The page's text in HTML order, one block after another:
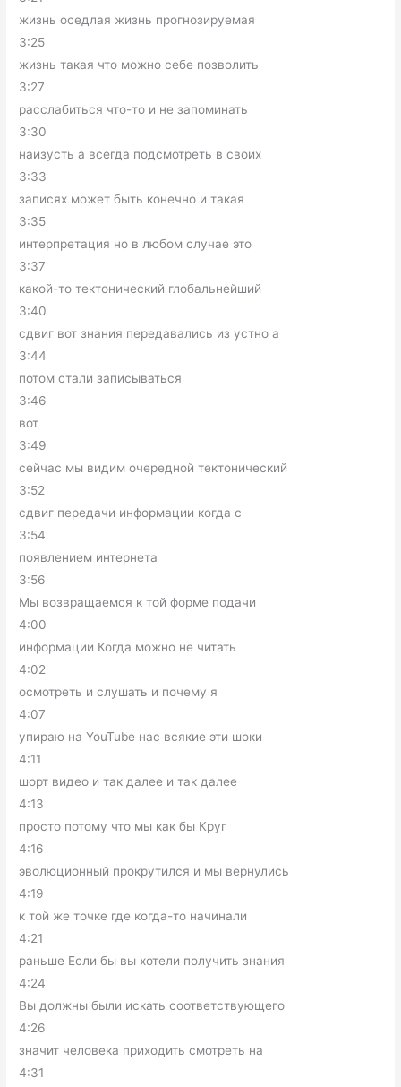
жизнь оседлая жизнь прогнозируемая
3:25
жизнь такая что можно себе позволить
3:27
расслабиться что-то и не запоминать
3:30
наизусть а всегда подсмотреть в своих
3:33
записях может быть конечно и такая
3:35
интерпретация но в любом случае это
3:37
какой-то тектонический глобальнейший
3:40
сдвиг вот знания передавались из устно а
3:44
потом стали записываться
3:46
вот
3:49
сейчас мы видим очередной тектонический
3:52
сдвиг передачи информации когда с
3:54
появлением интернета
3:56
Мы возвращаемся к той форме подачи
4:00
информации Когда можно не читать
4:02
осмотреть и слушать и почему я
4:07
упираю на YouTube нас всякие эти шоки
4:11
шорт видео и так далее и так далее
4:13
просто потому что мы как бы Круг
4:16
эволюционный прокрутился и мы вернулись
4:19
к той же точке где когда-то начинали
4:21
раньше Если бы вы хотели получить знания
4:24
Вы должны были искать соответствующего
4:26
значит человека приходить смотреть на
4:31